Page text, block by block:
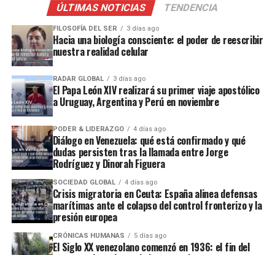
ÚLTIMAS NOTICIAS TENDENCIA
FILOSOFÍA DEL SER 3 días ago
Hacia una biología consciente: el poder de reescribir
nuestra realidad celular
RADAR GLOBAL 3 días ago
El Papa León XIV realizará su primer viaje apostólico
a Uruguay, Argentina y Perú en noviembre
PODER & LIDERAZGO 4 días ago
Diálogo en Venezuela: qué está confirmado y qué
dudas persisten tras la llamada entre Jorge
Rodríguez y Dinorah Figuera
SOCIEDAD GLOBAL 4 días ago
Crisis migratoria en Ceuta: España alinea defensas
marítimas ante el colapso del control fronterizo y la
presión europea
CRÓNICAS HUMANAS 5 días ago
El Siglo XX venezolano comenzó en 1936: el fin del